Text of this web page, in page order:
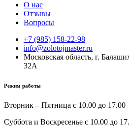
О нас
Отзывы
Вопросы
+7 (985) 158-22-98
info@zolotojmaster.ru
Московская область, г.
32А
Режим работы
Вторник – Пятница с 10.00 до 17.00
Суббота и Воскресенье с 10.00 до